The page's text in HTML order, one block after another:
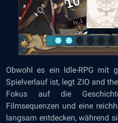
Obwohl es ein Idle-RPG mit
Spielverlauf ist, legt ZIO and
Fokus auf die
Filmsequenzen und eine
langsam entdecken, während